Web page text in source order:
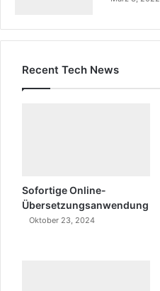
Recent Tech News
Sofortige Online-
Übersetzungsanwendung
Oktober 23, 2024